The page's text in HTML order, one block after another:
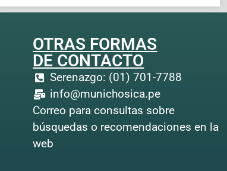
OTRAS FORMAS
DE CONTACTO
Serenazgo: (01) 701-7788
info@munichosica.pe
Correo para consultas sobre
búsquedas o recomendaciones en la
web